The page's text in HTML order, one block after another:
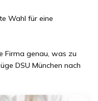
Wahl für eine
Firma genau, was zu
DSU München nach